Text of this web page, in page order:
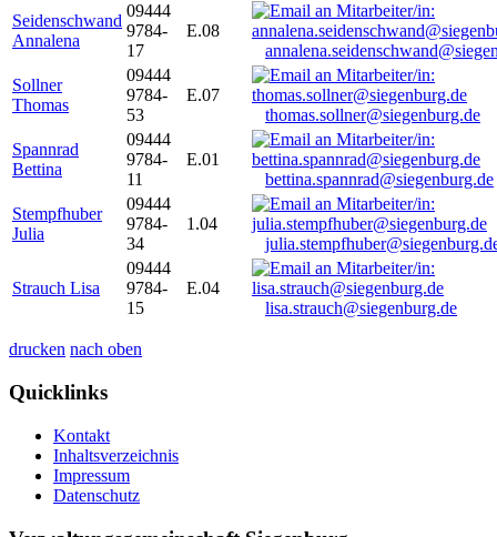
Seidenschwand
Annalena
09444
9784-
17
E.08
Sollner
Thomas
09444
9784-
53
E.07
thomas.sollner@siegenburg.de
Spannrad
Bettina
09444
9784-
11
E.01
bettina.spannrad@siegenburg.de
Stempfhuber
Julia
09444
9784-
34
1.04
Strauch Lisa
09444
9784-
15
E.04
lisa.strauch@siegenburg.de
drucken nach oben
Quicklinks
Kontakt
Inhaltsverzeichnis
Impressum
Datenschutz